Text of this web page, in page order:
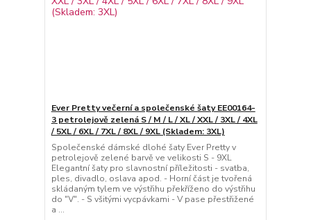
Ever Pretty večerní a společenské šaty EE00164-
3 petrolejově zelená S / M / L / XL / XXL / 3XL / 4XL
/ 5XL / 6XL / 7XL / 8XL / 9XL (Skladem: 3XL)
Společenské dámské dlohé šaty Ever Pretty v
petrolejově zelené barvě ve velikosti S - 9XL
Elegantní šaty pro slavnostní příležitosti - svatba,
ples, divadlo, oslava apod. - Horní část je tvořená
skládaným tylem ve výstřihu překříženo do výstřihu
do "V". - S všitými vycpávkami - V pase přestřižené
a ...